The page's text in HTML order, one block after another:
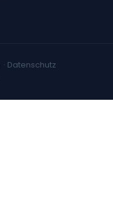
· Datenschutz